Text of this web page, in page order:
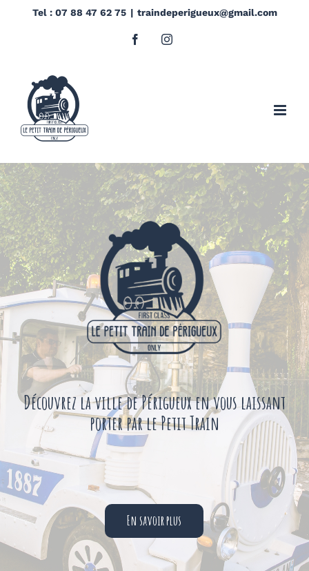
PasserTel : 07 88 47 62 75 | traindeperigueux@gmail.com
FacebookInstagram
Découvrez la ville de Périgueux en vous laissant
porter par le Petit Train
En savoir plus